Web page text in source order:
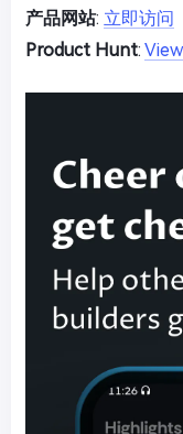
产品网站: 立即访问
Product Hunt: